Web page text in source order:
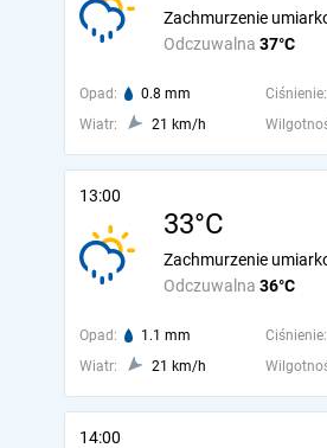
Odczuwalna 37°C
Zachmurzenie
Opad: 0.8 mm Ciśnienie:
Wiatr:
21 km/h
13:00
33°C
Odczuwalna 36°C
Zachmurzenie
Opad: 1.1 mm Ciśnienie:
Wiatr:
21 km/h
14:00